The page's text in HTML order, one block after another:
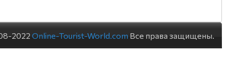
2022 Online-Tourist-World.com Все права защищены.